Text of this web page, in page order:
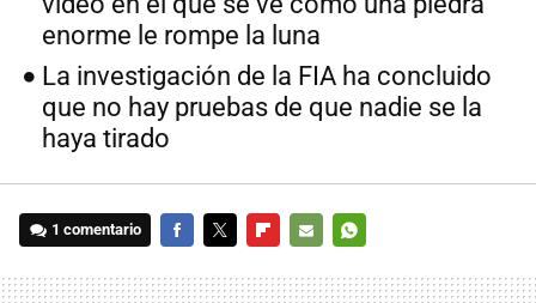
enorme le rompe la luna
La investigación de la FIA ha concluido
que no hay pruebas de que nadie se la
haya tirado
1 comentario
MAIL